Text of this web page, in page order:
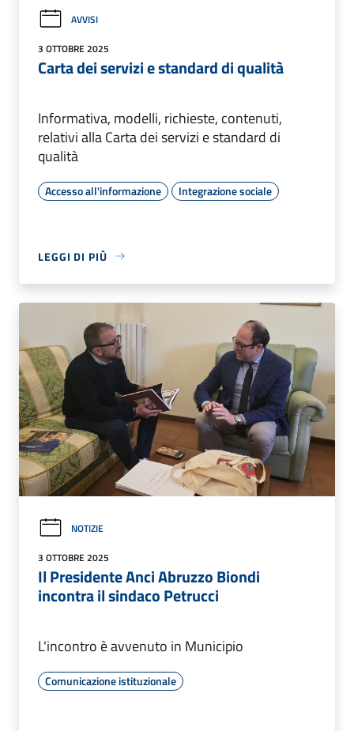
AVVISI
3 OTTOBRE 2025
Carta dei servizi e standard di qualità
Informativa, modelli, richieste, contenuti,
relativi alla Carta dei servizi e standard di
qualità
Accesso all'informazione Integrazione sociale
LEGGI DI PIÙ
NOTIZIE
3 OTTOBRE 2025
Il Presidente Anci Abruzzo Biondi
incontra il sindaco Petrucci
L'incontro è avvenuto in Municipio
Comunicazione istituzionale